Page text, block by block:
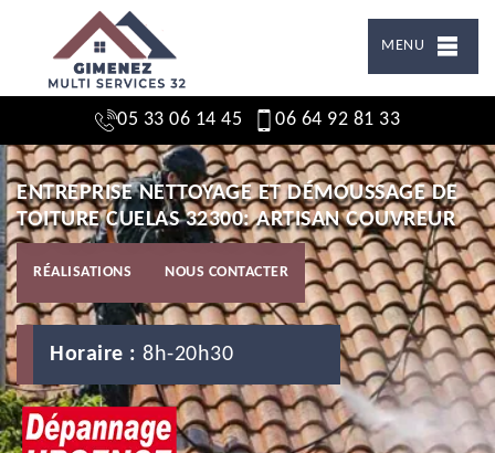
MENU
05 33 06 14 45 06 64 92 81 33
ENTREPRISE NETTOYAGE ET DÉMOUSSAGE DE
TOITURE CUELAS 32300: ARTISAN COUVREUR
RÉALISATIONS NOUS CONTACTER
Horaire : 8h-20h30